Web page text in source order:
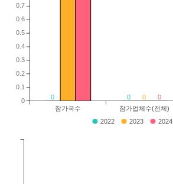
0 0 0 0
참가국수 참가업체수(전체)
0
0.1
0.2
0.3
0.4
0.5
0.6
0.7
2022 2023 2024